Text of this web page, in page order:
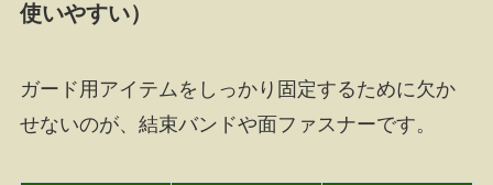
使いやすい）
ガード用アイテムをしっかり固定するために欠か
せないのが、結束バンドや面ファスナーです。